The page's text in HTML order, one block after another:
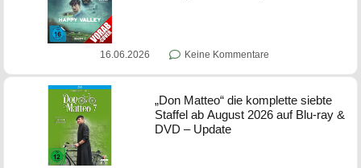
16.06.2026 Keine Kommentare
„Don Matteo“ die komplette siebte
Staffel ab August 2026 auf Blu-ray &
DVD – Update